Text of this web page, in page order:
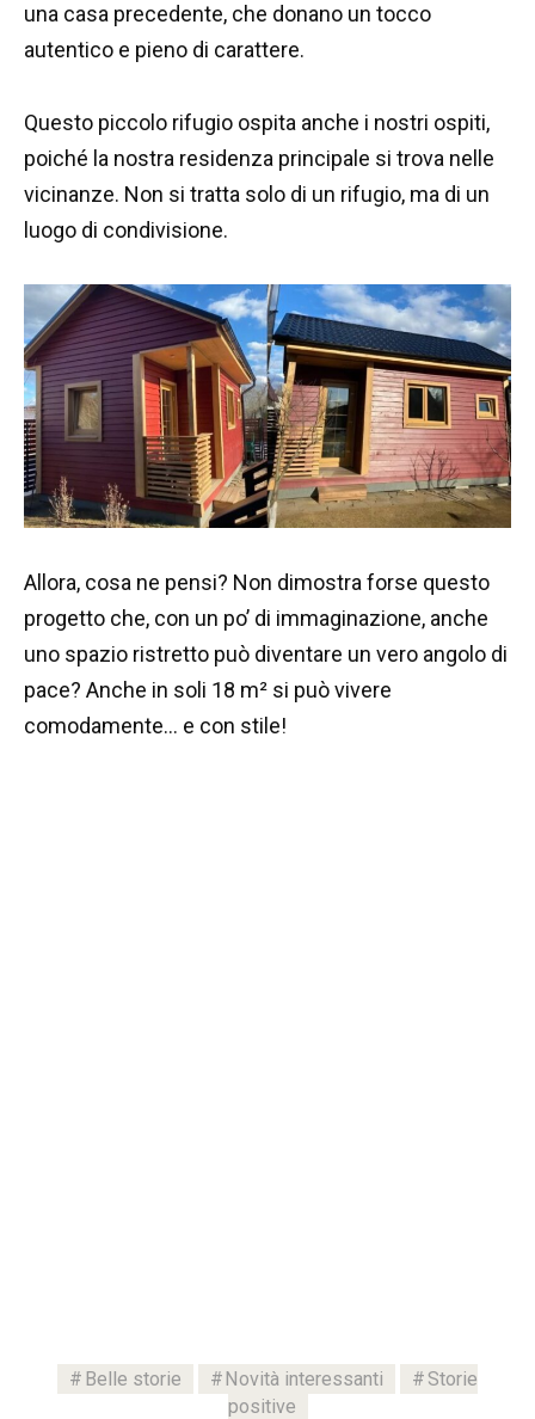
una casa precedente, che donano un tocco
autentico e pieno di carattere.
Questo piccolo rifugio ospita anche i nostri ospiti,
poiché la nostra residenza principale si trova nelle
vicinanze. Non si tratta solo di un rifugio, ma di un
luogo di condivisione.
Allora, cosa ne pensi? Non dimostra forse questo
progetto che, con un po’ di immaginazione, anche
uno spazio ristretto può diventare un vero angolo di
pace? Anche in soli 18 m² si può vivere
comodamente… e con stile!
Belle storie Novità interessanti
Storie
positive